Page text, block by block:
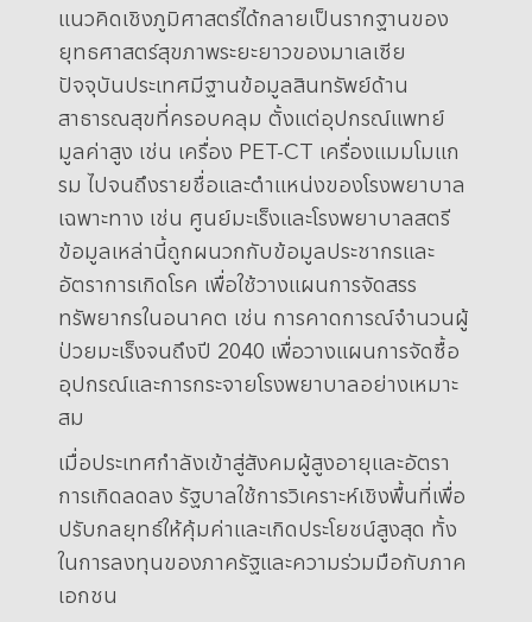
แนวคิดเชิงภูมิศาสตร์ได้กลายเป็นรากฐานของ
ยุทธศาสตร์สุขภาพระยะยาวของมาเลเซีย
ปัจจุบันประเทศมีฐานข้อมูลสินทรัพย์ด้าน
สาธารณสุขที่ครอบคลุม ตั้งแต่อุปกรณ์แพทย์
มูลค่าสูง เช่น เครื่อง PET-CT เครื่องแมมโมแก
รม ไปจนถึงรายชื่อและตำแหน่งของโรงพยาบาล
เฉพาะทาง เช่น ศูนย์มะเร็งและโรงพยาบาลสตรี
ข้อมูลเหล่านี้ถูกผนวกกับข้อมูลประชากรและ
อัตราการเกิดโรค เพื่อใช้วางแผนการจัดสรร
ทรัพยากรในอนาคต เช่น การคาดการณ์จำนวนผู้
ป่วยมะเร็งจนถึงปี 2040 เพื่อวางแผนการจัดซื้อ
อุปกรณ์และการกระจายโรงพยาบาลอย่างเหมาะ
สม
เมื่อประเทศกำลังเข้าสู่สังคมผู้สูงอายุและอัตรา
การเกิดลดลง รัฐบาลใช้การวิเคราะห์เชิงพื้นที่เพื่อ
ปรับกลยุทธ์ให้คุ้มค่าและเกิดประโยชน์สูงสุด ทั้ง
ในการลงทุนของภาครัฐและความร่วมมือกับภาค
เอกชน